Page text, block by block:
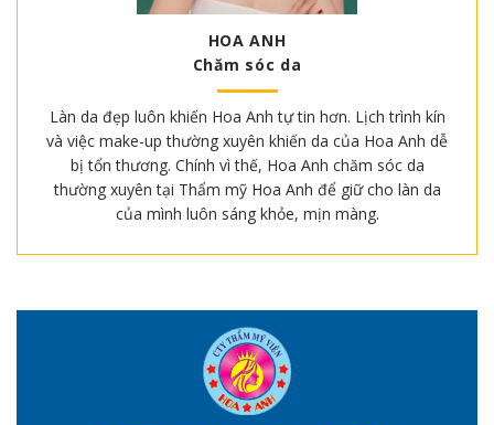
HOA ANH
Chăm sóc da
Làn da đẹp luôn khiến Hoa Anh tự tin hơn. Lịch trình kín
và việc make-up thường xuyên khiến da của Hoa Anh dễ
bị tổn thương. Chính vì thế, Hoa Anh chăm sóc da
thường xuyên tại Thẩm mỹ Hoa Anh để giữ cho làn da
của mình luôn sáng khỏe, mịn màng.